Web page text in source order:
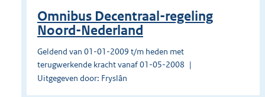
Omnibus Decentraal-regeling
Noord-Nederland
Geldend van 01-01-2009 t/m heden met
terugwerkende kracht vanaf 01-05-2008
Uitgegeven door: Fryslân